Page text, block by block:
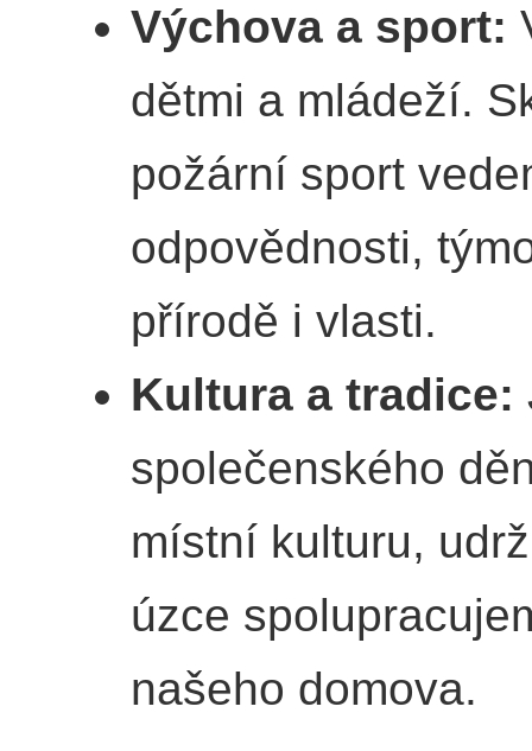
Výchova a sport:
dětmi a mládeží.
požární sport
odpovědnosti,
přírodě i vlasti.
Kultura a tradice:
společenského
místní kulturu,
úzce
našeho domova.